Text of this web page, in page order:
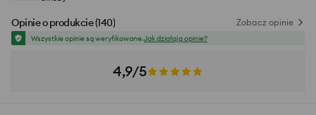
Opinie o produkcie(140) Zobacz opinie
Wszystkie opinie są weryfikowane.Jak działają opinie?
4,9/5